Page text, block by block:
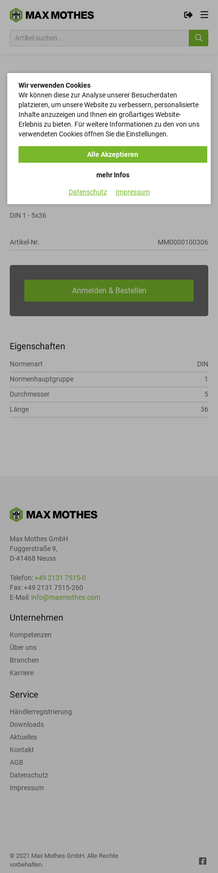
Kegelstifte
DIN 1 - 5x36
Artikel-Nr. MM0000100306
Eigenschaften
Normenart
DIN
Normenhauptgruppe
1
Durchmesser
5
Länge
36
Max Mothes GmbH
Fuggerstraße 9,
D-41468 Neuss
Telefon:+49 2131 7515-0
Fax: +49 2131 7515-260
E-Mail: info@maxmothes.com
Unternehmen
Kompetenzen
Über uns
Branchen
Karriere
Service
Händlerregistrierung
Downloads
Aktuelles
Kontakt
AGB
Datenschutz
Impressum
© 2021 Max Mothes GmbH. Alle Rechte
vorbehalten.
Wir verwenden Cookies
Wir können diese zur Analyse unserer Besucherdaten
platzieren, um unsere Website zu verbessern, personalisierte
Inhalte anzuzeigen und Ihnen ein großartiges Website-
Erlebnis zu bieten. Für weitere Informationen zu den von uns
verwendeten Cookies öffnen Sie die Einstellungen.
mehr Infos
Alle Akzeptieren
Datenschutz Impressum